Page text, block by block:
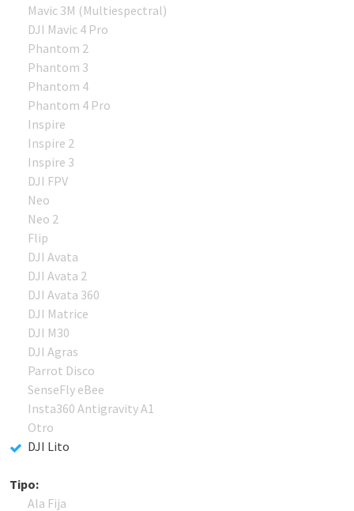
Mavic 3M (Multiespectral)
DJI Mavic 4 Pro
Phantom 2
Phantom 3
Phantom 4
Phantom 4 Pro
Inspire
Inspire 2
Inspire 3
DJI FPV
Neo
Neo 2
Flip
DJI Avata
DJI Avata 2
DJI Avata 360
DJI Matrice
DJI M30
DJI Agras
Parrot Disco
SenseFly eBee
Insta360 Antigravity A1
Otro
DJI Lito
Tipo:
Ala Fija